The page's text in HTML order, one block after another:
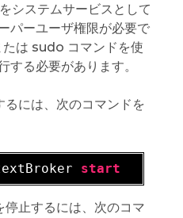
ステムサービスとして
パーユーザ権限が必要で
は sudo コマンドを使
する必要があります。
には、次のコマンドを
start
止するには、次のコマ